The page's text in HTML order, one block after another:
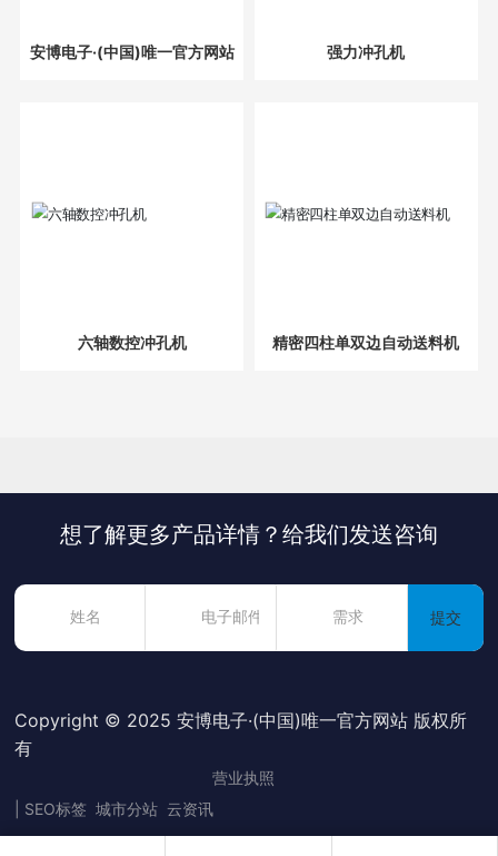
安博电子·(中国)唯一官方网站 强力冲孔机
六轴数控冲孔机 精密四柱单双边自动送料机
想了解更多产品详情？给我们发送咨询
提交
Copyright © 2025 安博电子·(中国)唯一官方网站 版权所
有
营业执照
SEO标签 城市分站 云资讯